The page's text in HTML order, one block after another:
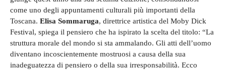
come uno degli appuntamenti culturali più importanti della
Toscana. Elisa Sommaruga, direttrice artistica del Moby Dick
Festival, spiega il pensiero che ha ispirato la scelta del titolo: “La
struttura morale del mondo si sta ammalando. Gli atti dell’uomo
diventano incoscientemente mostruosi a causa della sua
inadeguatezza di pensiero o della sua irresponsabilità. Ecco